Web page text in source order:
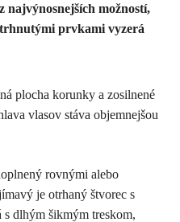
najvýnosnejších možností,
prvkami vyzerá
plocha korunky a zosilnené
vlasov stáva objemnejšou
rovnými alebo
je otrhaný štvorec s
dlhým šikmým treskom,